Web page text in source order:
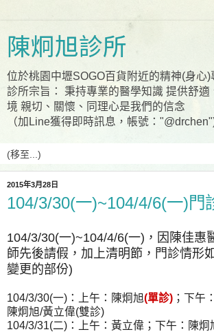
陳炯旭診所
位於桃園中壢SOGO百貨附近的精神(身心)
診所宗旨： 秉持專業的醫學知識 提供舒適
境 親切、關懷、同理心是我們的信念
（加Line獲得即時訊息，帳號：
2015年3月28日
104/3/30(一)~104/4/6(一)門
104/3/30(一)~104/4/6(一)，因陳佳惠
師先後請假，加上清明節，門診情形
變更的部份)
104/3/30(一)：上午：陳炯旭(單診) ；下午
陳炯旭/黃立偉(雙診)
104/3/31(二)：上午：黃立偉；下午：陳炯